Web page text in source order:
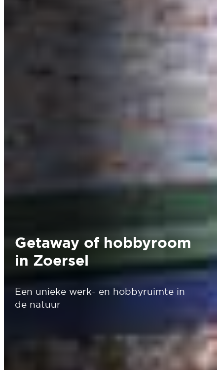
Getaway of hobbyroom
in Zoersel
Een unieke werk- en hobbyruimte in
de natuur